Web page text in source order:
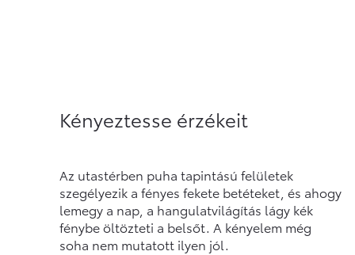
Kényeztesse érzékeit
Az utastérben puha tapintású felületek
szegélyezik a fényes fekete betéteket, és ahogy
lemegy a nap, a hangulatvilágítás lágy kék
fénybe öltözteti a belsőt. A kényelem még
soha nem mutatott ilyen jól.